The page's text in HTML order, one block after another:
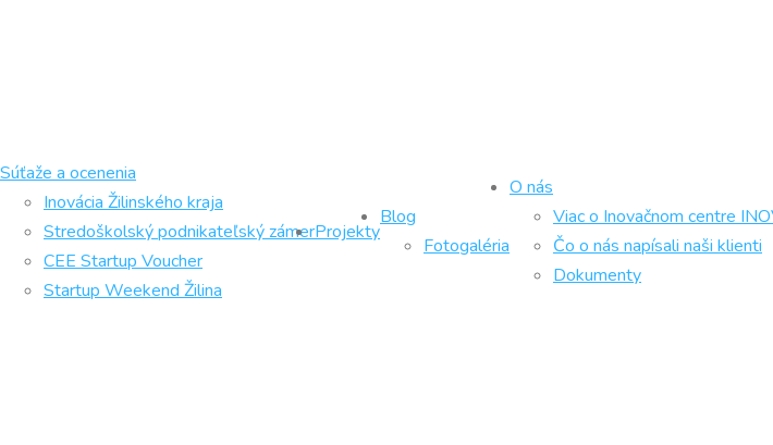
Súťaže a ocenenia
Inovácia Žilinského kraja
Stredoškolský podnikateľský zámer
CEE Startup Voucher
Startup Weekend Žilina
Projekty
Blog
Fotogaléria
O nás
Viac o Inovačnom centre
Čo o nás napísali naši klienti
Dokumenty